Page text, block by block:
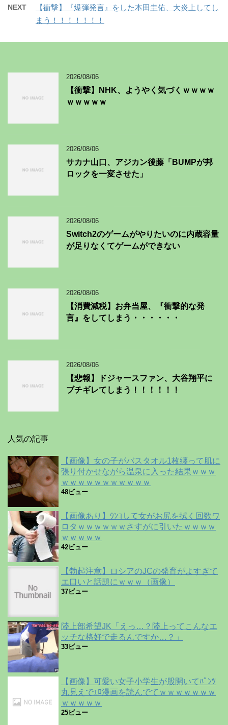
NEXT
【衝撃】『爆弾発言』をした本田圭佑、大炎上してし
まう！！！！！！！
2026/08/06
【衝撃】NHK、ようやく気づくｗｗｗｗ
ｗｗｗｗｗ
2026/08/06
サカナ山口、アジカン後藤「BUMPが邦
ロックを一変させた」
2026/08/06
Switch2のゲームがやりたいのに内蔵容量
が足りなくてゲームができない
2026/08/06
【消費減税】お弁当屋、『衝撃的な発
言』をしてしまう・・・・・・
2026/08/06
【悲報】ドジャースファン、大谷翔平に
ブチギレてしまう！！！！！！
人気の記事
【画像】女の子がバスタオル1枚纏って肌に
張り付かせながら温泉に入った結果ｗｗｗ
ｗｗｗｗｗｗｗｗｗｗｗ
48ビュー
【画像あり】ｳﾝｺして女がお尻を拭く回数ワ
ロタｗｗｗｗｗｗさすがに引いたｗｗｗｗ
ｗｗｗｗｗ
42ビュー
【勃起注意】ロシアのJCの発育がよすぎて
エ口いと話題にｗｗｗ（画像）
37ビュー
陸上部希望JK「えっ…？陸上ってこんなエ
ッチな格好で走るんですか…？」
33ビュー
【画像】可愛い女子小学生が股開いてﾊﾟﾝﾂ
丸見えでｴﾛ漫画を読んでてｗｗｗｗｗｗｗ
ｗｗｗｗｗ
25ビュー